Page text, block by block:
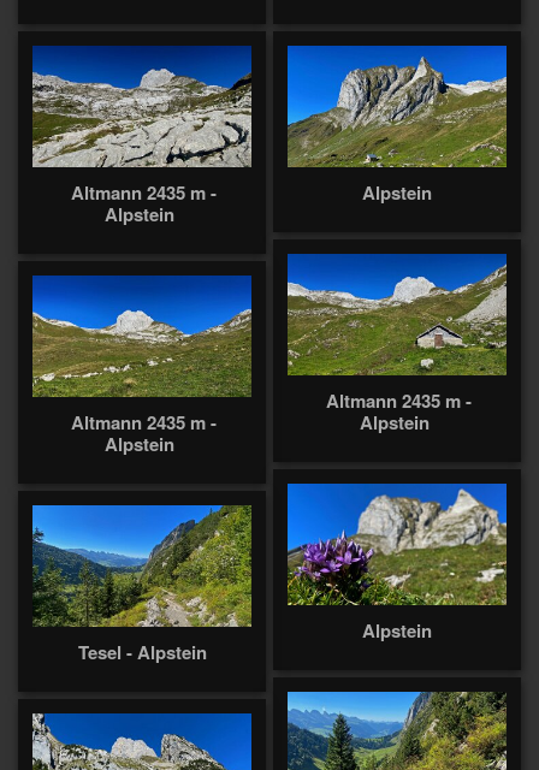
Altmann 2435 m -
Alpstein
Alpstein
Altmann 2435 m -
Alpstein
Altmann 2435 m -
Alpstein
Alpstein
Tesel - Alpstein